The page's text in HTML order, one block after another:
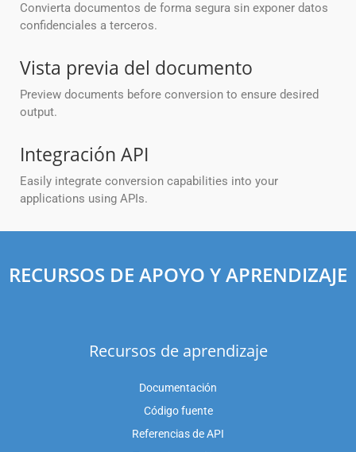
Convierta documentos de forma segura sin exponer datos
confidenciales a terceros.
Vista previa del documento
Preview documents before conversion to ensure desired
output.
Integración API
Easily integrate conversion capabilities into your
applications using APIs.
RECURSOS DE APOYO Y APRENDIZAJE
Recursos de aprendizaje
Documentación
Código fuente
Referencias de API